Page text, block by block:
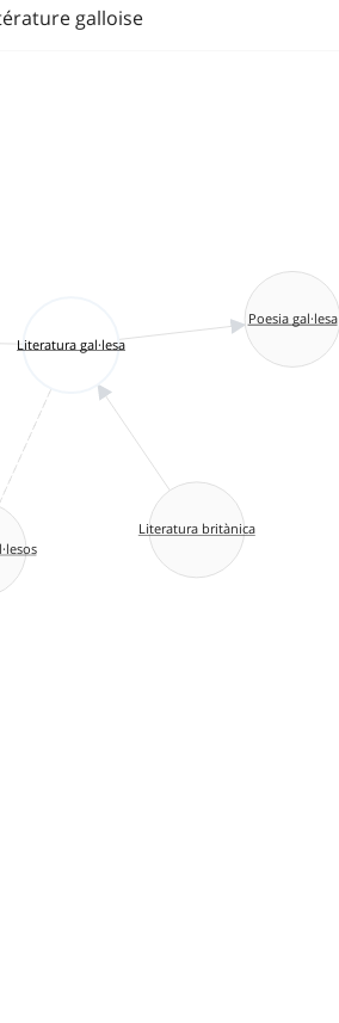
galloise
Literatura britànica
Literatura gal·lesa
Poesia gal·lesa